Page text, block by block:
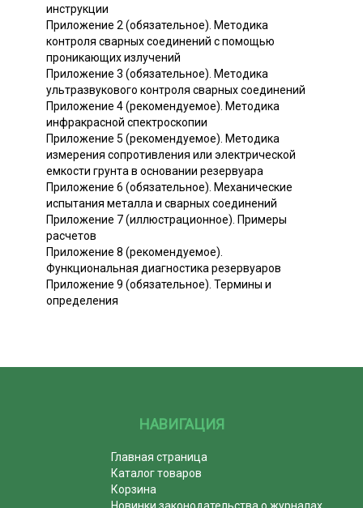
инструкции
Приложение 2 (обязательное). Методика
контроля сварных соединений с помощью
проникающих излучений
Приложение 3 (обязательное). Методика
ультразвукового контроля сварных соединений
Приложение 4 (рекомендуемое). Методика
инфракрасной спектроскопии
Приложение 5 (рекомендуемое). Методика
измерения сопротивления или электрической
емкости грунта в основании резервуара
Приложение 6 (обязательное). Механические
испытания металла и сварных соединений
Приложение 7 (иллюстрационное). Примеры
расчетов
Приложение 8 (рекомендуемое).
Функциональная диагностика резервуаров
Приложение 9 (обязательное). Термины и
определения
НАВИГАЦИЯ
Главная страница
Каталог товаров
Корзина
Новинки законодательства о журналах,